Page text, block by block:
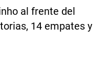
al frente del
14 empates y